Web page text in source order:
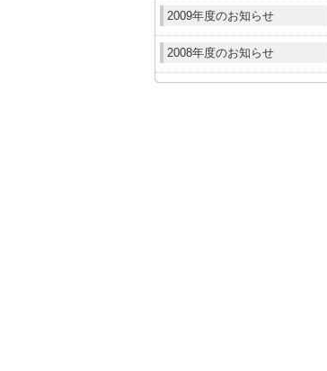
2009年度のお知らせ
2008年度のお知らせ